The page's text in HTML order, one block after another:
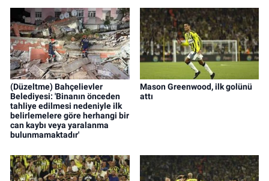
(Düzeltme) Bahçelievler
Belediyesi: 'Binanın önceden
tahliye edilmesi nedeniyle ilk
belirlemelere göre herhangi bir
can kaybı veya yaralanma
bulunmamaktadır'
Mason Greenwood, ilk golünü
attı